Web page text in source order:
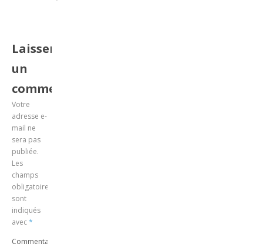
Laisser
un
commentaire
Votre
adresse e-
mail ne
sera pas
publiée.
Les
champs
obligatoires
sont
indiqués
avec*
Commentaire